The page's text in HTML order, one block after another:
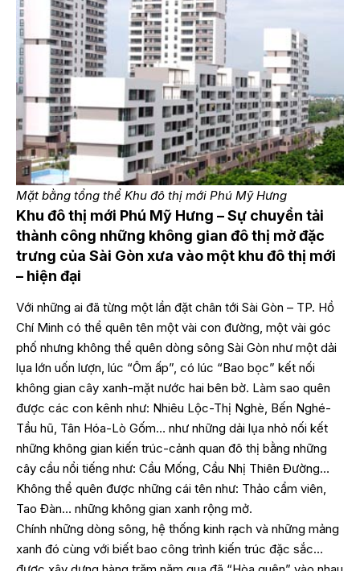
Mặt bằng tổng thể Khu đô thị mới Phú Mỹ Hưng
Khu đô thị mới Phú Mỹ Hưng – Sự chuyển tải
thành công những không gian đô thị mở đặc
trưng của Sài Gòn xưa vào một khu đô thị mới
– hiện đại
Với những ai đã từng một lần đặt chân tới Sài Gòn – TP. Hồ
Chí Minh có thể quên tên một vài con đường, một vài góc
phố nhưng không thể quên dòng sông Sài Gòn như một dải
lụa lớn uốn lượn, lúc “Ôm ấp”, có lúc “Bao bọc” kết nối
không gian cây xanh-mặt nước hai bên bờ. Làm sao quên
được các con kênh như: Nhiêu Lộc-Thị Nghè, Bến Nghé-
Tầu hũ, Tân Hóa-Lò Gốm… như những dải lụa nhỏ nối kết
những không gian kiến trúc-cảnh quan đô thị bằng những
cây cầu nổi tiếng như: Cầu Mống, Cầu Nhị Thiên Đường…
Không thể quên được những cái tên như: Thảo cẩm viên,
Tao Đàn… những không gian xanh rộng mở.
Chính những dòng sông, hệ thống kinh rạch và những mảng
xanh đó cùng với biết bao công trình kiến trúc đặc sắc…